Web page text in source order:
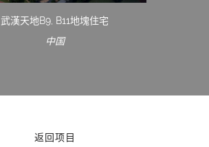
武漢天地B9, B11地塊住宅
中国
返回项目